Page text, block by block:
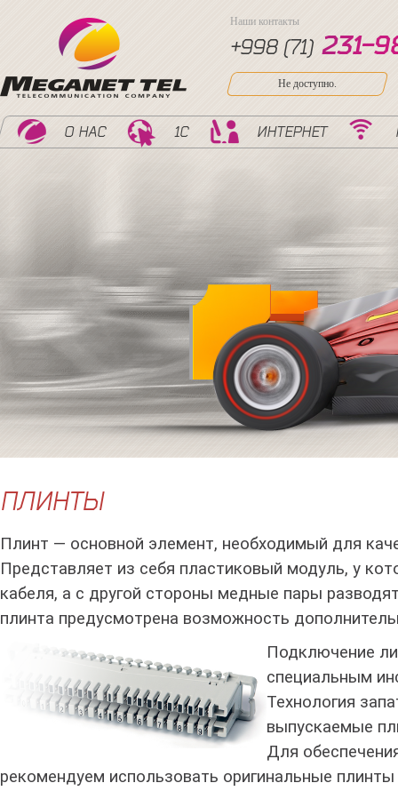
Наши контакты
+998 (71) 231-9
Не доступно.
О НАС 1С ИНТЕРНЕТ
ПЛИНТЫ
Плинт — основной элемент, необходимый для
Представляет из себя пластиковый модуль, у
кабеля, а с другой стороны медные пары
плинта предусмотрена возможность
Подключение
специальным
Технология
выпускаемые
Для
рекомендуем использовать оригинальные плинты